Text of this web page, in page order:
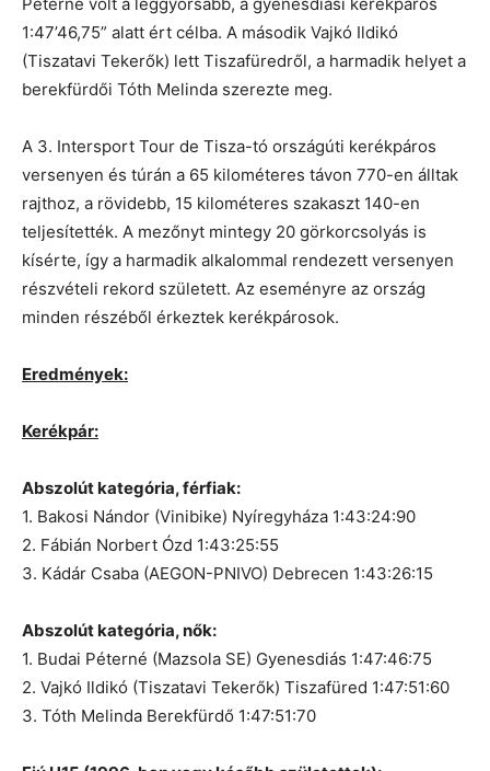
1:47’46,75” alatt ért célba. A második Vajkó Ildikó
(Tiszatavi Tekerők) lett Tiszafüredről, a harmadik helyet a
berekfürdői Tóth Melinda szerezte meg.
A 3. Intersport Tour de Tisza-tó országúti kerékpáros
versenyen és túrán a 65 kilométeres távon 770-en álltak
rajthoz, a rövidebb, 15 kilométeres szakaszt 140-en
teljesítették. A mezőnyt mintegy 20 görkorcsolyás is
kísérte, így a harmadik alkalommal rendezett versenyen
részvételi rekord született. Az eseményre az ország
minden részéből érkeztek kerékpárosok.
Eredmények:
Kerékpár:
Abszolút kategória, férfiak:
1. Bakosi Nándor (Vinibike) Nyíregyháza 1:43:24:90
2. Fábián Norbert Ózd 1:43:25:55
3. Kádár Csaba (AEGON-PNIVO) Debrecen 1:43:26:15
Abszolút kategória, nők:
1. Budai Péterné (Mazsola SE) Gyenesdiás 1:47:46:75
2. Vajkó Ildikó (Tiszatavi Tekerők) Tiszafüred 1:47:51:60
3. Tóth Melinda Berekfürdő 1:47:51:70